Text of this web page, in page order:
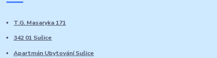
T.G. Masaryka 171
342 01 Sušice
Apartmán Ubytování Sušice